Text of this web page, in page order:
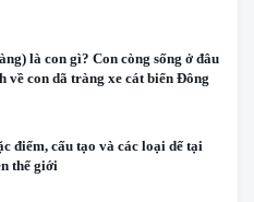
là con gì? Con còng sống ở đâu
về con dã tràng xe cát biển Đông
điểm, cấu tạo và các loại dế tại
thế giới